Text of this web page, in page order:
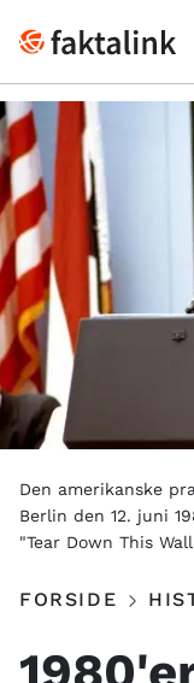
Den amerikanske
Berlin den 12. juni
"Tear Down This
FORSIDE